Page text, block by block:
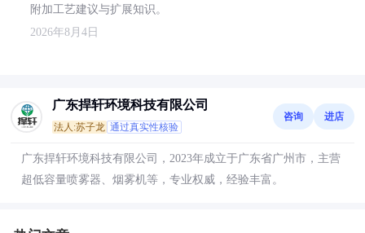
附加工艺建议与扩展知识。
2026年8月4日
广东捍轩环境科技有限公司
法人:苏子龙 通过真实性核验
咨询 进店
广东捍轩环境科技有限公司，2023年成立于广东省广州市，主营
超低容量喷雾器、烟雾机等，专业权威，经验丰富。